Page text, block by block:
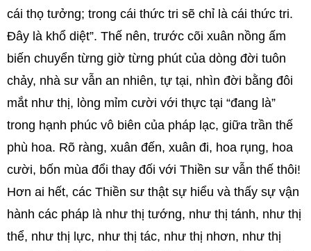
cái thọ tưởng; trong cái thức tri sẽ chỉ là cái thức tri.
Đây là khổ diệt”. Thế nên, trước cõi xuân nồng ấm
biến chuyển từng giờ từng phút của dòng đời tuôn
chảy, nhà sư vẫn an nhiên, tự tại, nhìn đời bằng đôi
mắt như thị, lòng mỉm cười với thực tại “đang là”
trong hạnh phúc vô biên của pháp lạc, giữa trần thế
phù hoa. Rõ ràng, xuân đến, xuân đi, hoa rụng, hoa
cười, bốn mùa đổi thay đối với Thiền sư vẫn thế thôi!
Hơn ai hết, các Thiền sư thật sự hiểu và thấy sự vận
hành các pháp là như thị tướng, như thị tánh, như thị
thể, như thị lực, như thị tác, như thị nhơn, như thị